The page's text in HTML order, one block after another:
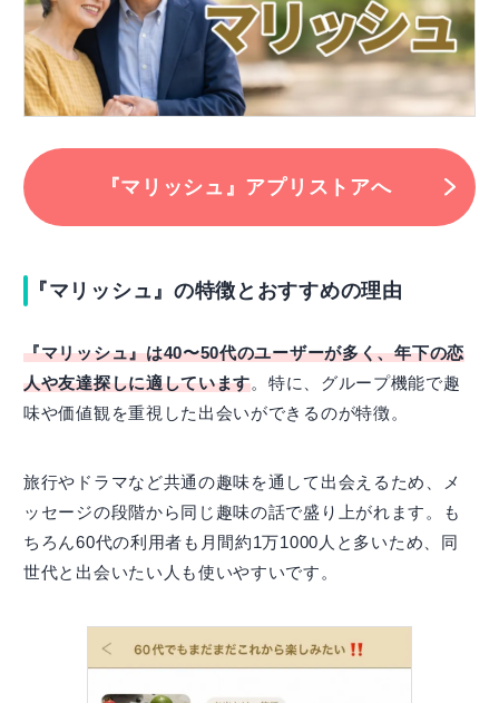
『マリッシュ』アプリストアへ
『マリッシュ』の特徴とおすすめの理由
『マリッシュ』は40〜50代のユーザーが多く、年下の恋
人や友達探しに適しています。特に、グループ機能で趣
味や価値観を重視した出会いができるのが特徴。
旅行やドラマなど共通の趣味を通して出会えるため、メ
ッセージの段階から同じ趣味の話で盛り上がれます。も
ちろん60代の利用者も月間約1万1000人と多いため、同
世代と出会いたい人も使いやすいです。